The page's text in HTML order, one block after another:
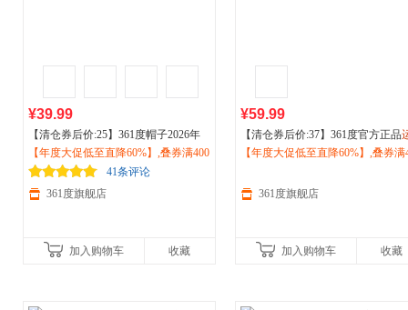
¥39.99
【清仓券后价:25】361度帽子2026年
夏季新款棒球帽户外运动防紫外线遮
阳帽百搭鸭舌帽612332001
【年度大促低至直降60%】,叠券满400
减150/600减230,立即抢购！
41条评论
361度旗舰店
加入购物车 收藏
¥59.99
【清仓券后价:37】361度官方正品
动帽夏季新款棒球帽男女常规舒适
【年度大促低至直降60%】,叠券满
361度旗舰店
加入购物车 收藏